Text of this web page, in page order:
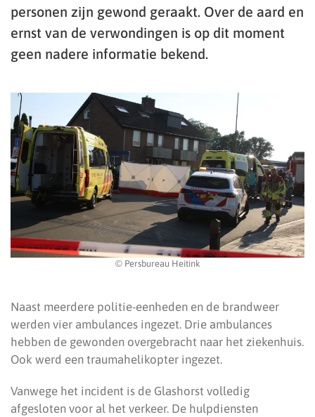
personen zijn gewond geraakt. Over de aard en
ernst van de verwondingen is op dit moment
geen nadere informatie bekend.
© Persbureau Heitink
Naast meerdere politie-eenheden en de brandweer
werden vier ambulances ingezet. Drie ambulances
hebben de gewonden overgebracht naar het ziekenhuis.
Ook werd een traumahelikopter ingezet.
Vanwege het incident is de Glashorst volledig
afgesloten voor al het verkeer. De hulpdiensten